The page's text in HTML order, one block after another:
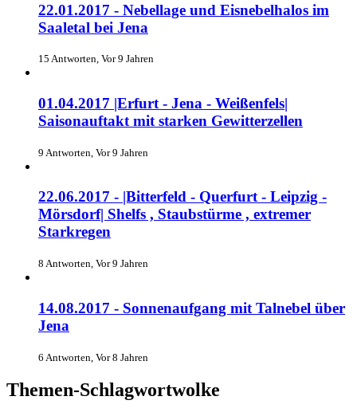
22.01.2017 - Nebellage und Eisnebelhalos im
Saaletal bei Jena
15 Antworten, Vor 9 Jahren
01.04.2017 |Erfurt - Jena - Weißenfels|
Saisonauftakt mit starken Gewitterzellen
9 Antworten, Vor 9 Jahren
22.06.2017 - |Bitterfeld - Querfurt - Leipzig -
Mörsdorf| Shelfs , Staubstürme , extremer
Starkregen
8 Antworten, Vor 9 Jahren
14.08.2017 - Sonnenaufgang mit Talnebel über
Jena
6 Antworten, Vor 8 Jahren
Themen-Schlagwortwolke